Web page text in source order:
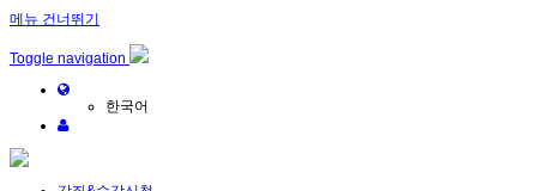
메뉴 건너뛰기
Toggle navigation
한국어